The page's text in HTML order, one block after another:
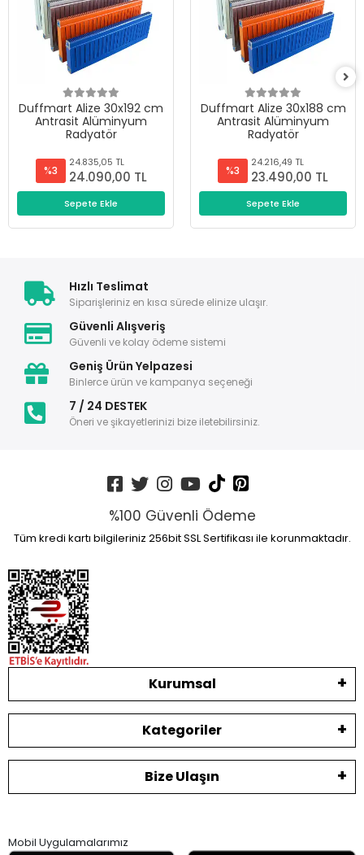
Duffmart Alize 30x192 cm
Antrasit Alüminyum
Radyatör
%3
24.835,05 TL
24.090,00 TL
Sepete Ekle
Duffmart Alize 30x188 cm
Antrasit Alüminyum
Radyatör
%3
24.216,49 TL
23.490,00 TL
Sepete Ekle
Hızlı Teslimat
Siparişleriniz en kısa sürede elinize ulaşır.
Güvenli Alışveriş
Güvenli ve kolay ödeme sistemi
Geniş Ürün Yelpazesi
Binlerce ürün ve kampanya seçeneği
7 / 24 DESTEK
Öneri ve şikayetlerinizi bize iletebilirsiniz.
%100 Güvenli Ödeme
Tüm kredi kartı bilgileriniz 256bit SSL Sertifikası ile korunmaktadır.
Kurumsal
Kategoriler
Bize Ulaşın
Mobil Uygulamalarımız